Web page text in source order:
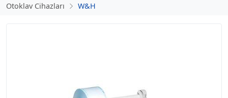
Otoklav Cihazları
W&H